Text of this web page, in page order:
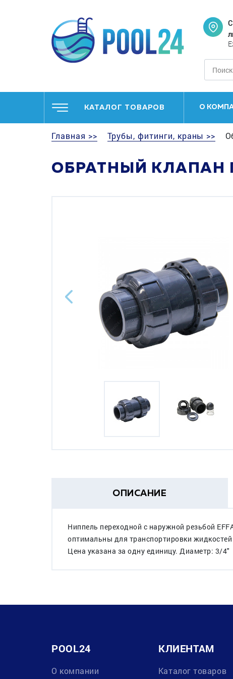
КАТАЛОГ ТОВАРОВ О
Главная >> Трубы, фитинги, краны >>
ОБРАТНЫЙ КЛАПАН
ОПИСАНИЕ
Ниппель переходной с наружной резьбой
оптимальны для транспортировки
Цена указана за одну единицу. Диаметр: 3/4"
POOL24
О компании
КЛИЕНТАМ
Каталог товаров